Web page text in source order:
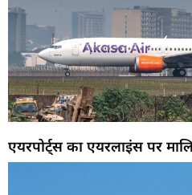
एयरपोर्ट्स का एयरलाइंस पर